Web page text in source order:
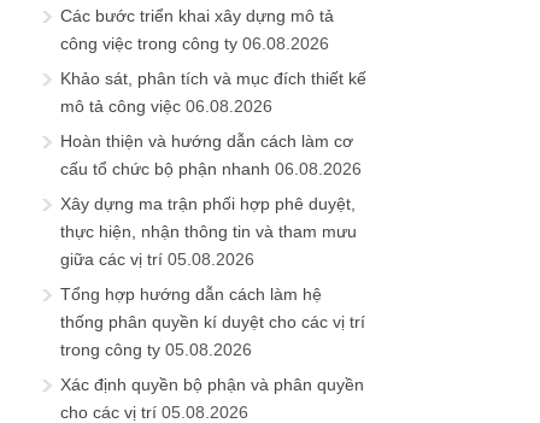
Các bước triển khai xây dựng mô tả
công việc trong công ty 06.08.2026
Khảo sát, phân tích và mục đích thiết kế
mô tả công việc 06.08.2026
Hoàn thiện và hướng dẫn cách làm cơ
cấu tổ chức bộ phận nhanh 06.08.2026
Xây dựng ma trận phối hợp phê duyệt,
thực hiện, nhận thông tin và tham mưu
giữa các vị trí 05.08.2026
Tổng hợp hướng dẫn cách làm hệ
thống phân quyền kí duyệt cho các vị trí
trong công ty 05.08.2026
Xác định quyền bộ phận và phân quyền
cho các vị trí 05.08.2026